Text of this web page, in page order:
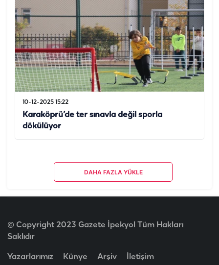
10-12-2025 15:22
Karaköprü’de ter sınavla değil sporla
dökülüyor
DAHA FAZLA YÜKLE
© Copyright 2023 Gazete İpekyol Tüm Hakları
Saklıdır
Yazarlarımız Künye Arşiv İletişim